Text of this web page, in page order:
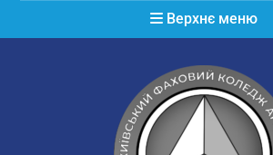
Верхнє меню